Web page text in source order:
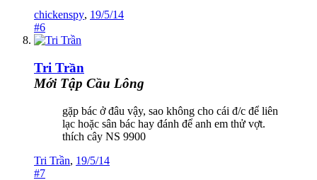
chickenspy, 19/5/14
#6
Tri Trần
Mới Tập Cầu Lông
gặp bác ở đâu vậy, sao không cho cái đ/c để liên
lạc hoặc sân bác hay đánh để anh em thử vợt.
thích cây NS 9900
Tri Trần, 19/5/14
#7